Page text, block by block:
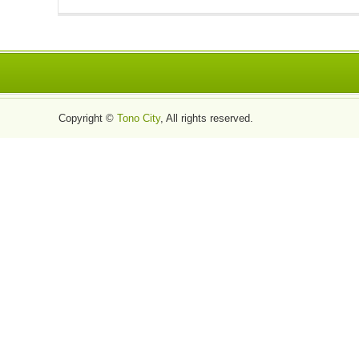
Copyright ©Tono City, All rights reserved.